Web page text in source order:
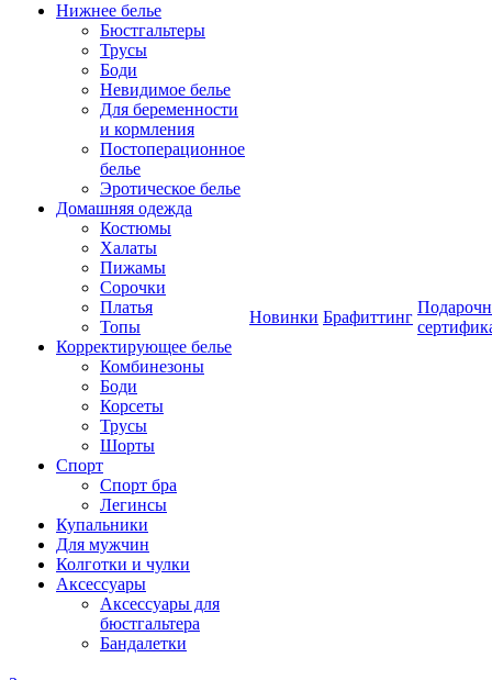
Нижнее белье
Бюстгальтеры
Трусы
Боди
Невидимое белье
Для беременности
и кормления
Постоперационное
белье
Эротическое белье
Домашняя одежда
Костюмы
Халаты
Пижамы
Сорочки
Платья
Топы
Корректирующее белье
Комбинезоны
Боди
Корсеты
Трусы
Шорты
Спорт
Спорт бра
Легинсы
Купальники
Для мужчин
Колготки и чулки
Аксессуары
Аксессуары для
бюстгальтера
Бандалетки
Новинки Брафиттинг